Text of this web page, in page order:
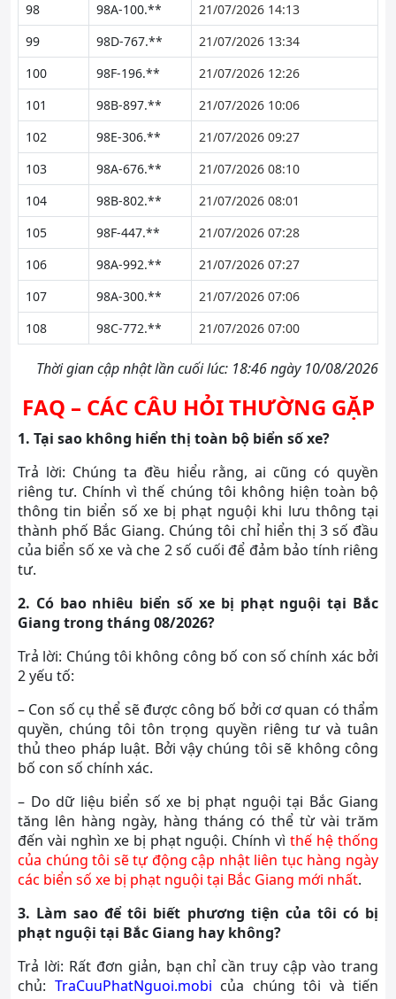
98
98A-100.**
21/07/2026 14:13
99
98D-767.**
21/07/2026 13:34
100
98F-196.**
21/07/2026 12:26
101
98B-897.**
21/07/2026 10:06
102
98E-306.**
21/07/2026 09:27
103
98A-676.**
21/07/2026 08:10
104
98B-802.**
21/07/2026 08:01
105
98F-447.**
21/07/2026 07:28
106
98A-992.**
21/07/2026 07:27
107
98A-300.**
21/07/2026 07:06
108
98C-772.** 21/07/2026 07:00
Thời gian cập nhật lần cuối lúc: 18:46 ngày 10/08/2026
FAQ – CÁC CÂU HỎI THƯỜNG GẶP
1. Tại sao không hiển thị toàn bộ biển số xe?
Trả lời: Chúng ta đều hiểu rằng, ai cũng có quyền
riêng tư. Chính vì thế chúng tôi không hiện toàn bộ
thông tin biển số xe bị phạt nguội khi lưu thông tại
thành phố Bắc Giang. Chúng tôi chỉ hiển thị 3 số đầu
của biển số xe và che 2 số cuối để đảm bảo tính riêng
tư.
2. Có bao nhiêu biển số xe bị phạt nguội tại Bắc
Giang trong tháng 08/2026?
Trả lời: Chúng tôi không công bố con số chính xác bởi
2 yếu tố:
– Con số cụ thể sẽ được công bố bởi cơ quan có thẩm
quyền, chúng tôi tôn trọng quyền riêng tư và tuân
thủ theo pháp luật. Bởi vậy chúng tôi sẽ không công
bố con số chính xác.
– Do dữ liệu biển số xe bị phạt nguội tại Bắc Giang
tăng lên hàng ngày, hàng tháng có thể từ vài trăm
đến vài nghìn xe bị phạt nguội. Chính vìthế hệ thống
của chúng tôi sẽ tự động cập nhật liên tục hàng ngày
các biển số xe bị phạt nguội tại Bắc Giang mới nhất.
3. Làm sao để tôi biết phương tiện của tôi có bị
phạt nguội tại Bắc Giang hay không?
Trả lời: Rất đơn giản, bạn chỉ cần truy cập vào trang
chủ: TraCuuPhatNguoi.mobi của chúng tôi và tiến